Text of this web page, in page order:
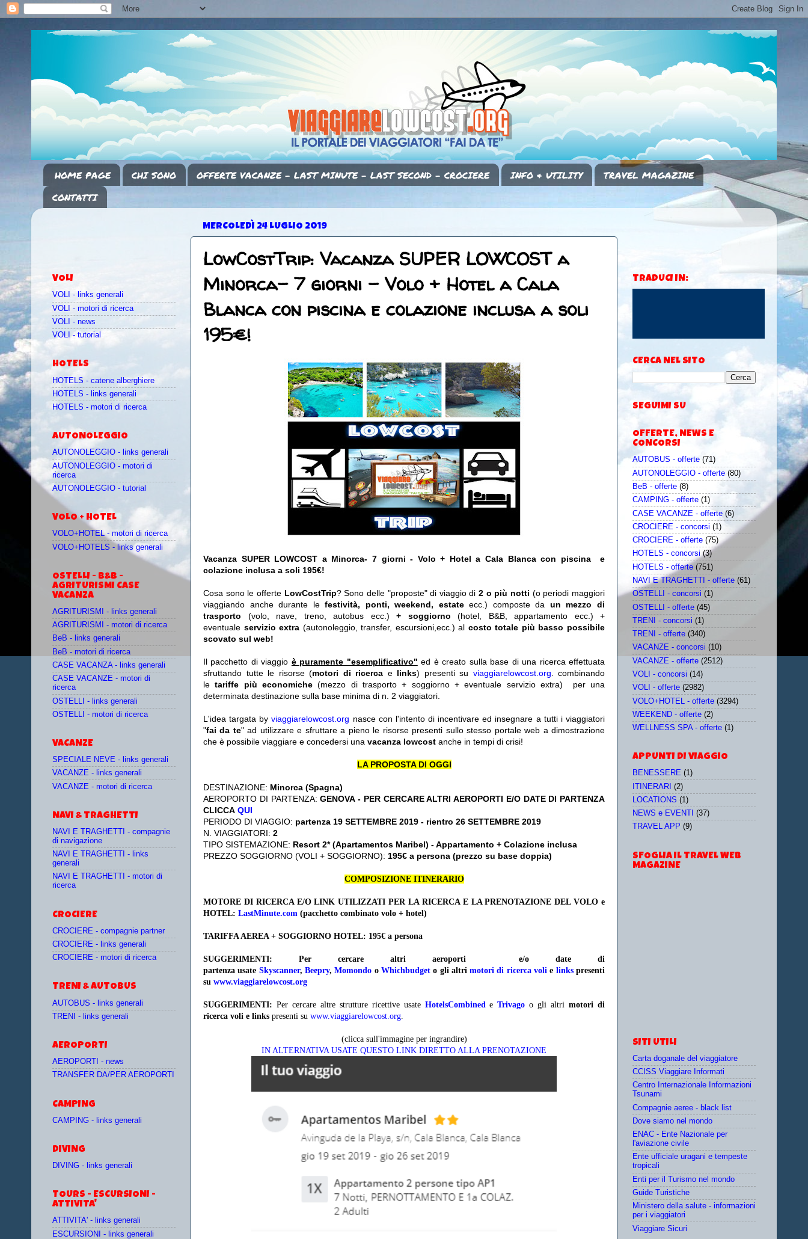
HOME PAGE CHI SONO OFFERTE VACANZE - LAST MINUTE - LAST SECOND - CROCIERE INFO & UTILITY
TRAVEL MAGAZINE
CONTATTI
MERCOLEDÌ 24 LUGLIO 2019
LowCostTrip: Vacanza SUPER LOWCOST a
Minorca- 7 giorni - Volo + Hotel a Cala
Blanca con piscina e colazione inclusa a soli
195€!
Vacanza SUPER LOWCOST a Minorca- 7 giorni - Volo + Hotel a Cala Blanca con piscina e
colazione inclusa a soli 195€!
Cosa sono le offerte LowCostTrip? Sono delle "proposte" di viaggio di2 o più notti (o periodi maggiori
viaggiando anche durante lefestività, ponti, weekend, estateecc.) composte da un mezzo di
trasporto (volo, nave, treno, autobus ecc.) + soggiorno (hotel, B&B, appartamento ecc.) +
eventuale servizio extra (autonoleggio, transfer, escursioni,ecc.) al costo totale più basso possibile
scovato sul web!
Il pacchetto di viaggio è puramente "esemplificativo" ed è creato sulla base di una ricerca effettuata
sfruttando tutte le risorse (motori di ricerca e links) presenti su viaggiarelowcost.org . combinando
le tariffe più economiche(mezzo di trasporto + soggiorno + eventuale servizio extra)
per una
determinata destinazione sulla base minima di n. 2 viaggiatori.
L'idea targata byviaggiarelowcost.org nasce con l'intento di incentivare ed insegnare a tutti i viaggiatori
"fai da te" ad utilizzare e sfruttare a pieno le risorse presenti sullo stesso portale web a dimostrazione
che è possibile viaggiare e concedersi una vacanza lowcost anche in tempi di crisi!
LA PROPOSTA DI OGGI
DESTINAZIONE: Minorca (Spagna)
AEROPORTO DI PARTENZA:GENOVA - PER CERCARE ALTRI AEROPORTI E/O DATE DI PARTENZA
CLICCA QUI
PERIODO DI VIAGGIO: partenza 19 SETTEMBRE 2019 - rientro 26 SETTEMBRE 2019
N. VIAGGIATORI: 2
TIPO SISTEMAZIONE: Resort 2* (Apartamentos Maribel) - Appartamento + Colazione inclusa
PREZZO SOGGIORNO (VOLI + SOGGIORNO): 195€ a persona (prezzo su base doppia)
COMPOSIZIONE ITINERARIO
MOTORE DI RICERCA E/O LINK UTILIZZATI PER LA RICERCA E LA PRENOTAZIONE DEL VOLO e
HOTEL: LastMinute.com (pacchetto combinato volo + hotel)
TARIFFA AEREA + SOGGIORNO HOTEL: 195€ a persona
SUGGERIMENTI: Per cercare altri aeroporti e/o date di
partenza usate Skyscanner, Beepry,Momondo o Whichbudgeto gli altrimotori di ricerca voli e linkspresenti
su www.viaggiarelowcost.org
SUGGERIMENTI: Per cercare altre strutture ricettive usate HotelsCombinedeTrivago o gli altrimotori di
ricerca voli e links presenti su www.viaggiarelowcost.org.
(clicca sull'immagine per ingrandire)
IN ALTERNATIVA USATE QUESTO LINK DIRETTO ALLA PRENOTAZIONE
VOLI
VOLI - links generali
VOLI - motori di ricerca
VOLI - news
VOLI - tutorial
HOTELS
HOTELS - catene alberghiere
HOTELS - links generali
HOTELS - motori di ricerca
AUTONOLEGGIO
AUTONOLEGGIO - links generali
AUTONOLEGGIO - motori di
ricerca
AUTONOLEGGIO - tutorial
VOLO + HOTEL
VOLO+HOTEL - motori di ricerca
VOLO+HOTELS - links generali
OSTELLI - B&B -
AGRITURISMI CASE
VACANZA
AGRITURISMI - links generali
AGRITURISMI - motori di ricerca
BeB - links generali
BeB - motori di ricerca
CASE VACANZA - links generali
CASE VACANZE - motori di
ricerca
OSTELLI - links generali
OSTELLI - motori di ricerca
VACANZE
SPECIALE NEVE - links generali
VACANZE - links generali
VACANZE - motori di ricerca
NAVI & TRAGHETTI
NAVI E TRAGHETTI - compagnie
di navigazione
NAVI E TRAGHETTI - links
generali
NAVI E TRAGHETTI - motori di
ricerca
CROCIERE
CROCIERE - compagnie partner
CROCIERE - links generali
CROCIERE - motori di ricerca
TRENI & AUTOBUS
AUTOBUS - links generali
TRENI - links generali
AEROPORTI
AEROPORTI - news
TRANSFER DA/PER AEROPORTI
CAMPING
CAMPING - links generali
DIVING
DIVING - links generali
TOURS - ESCURSIONI -
ATTIVITA'
ATTIVITA' - links generali
ESCURSIONI - links generali
TRADUCI IN:
CERCA NEL SITO
SEGUIMI SU
OFFERTE, NEWS E
CONCORSI
AUTOBUS - offerte (71)
AUTONOLEGGIO - offerte (80)
BeB - offerte (8)
CAMPING - offerte (1)
CASE VACANZE - offerte (6)
CROCIERE - concorsi (1)
CROCIERE - offerte (75)
HOTELS - concorsi (3)
HOTELS - offerte (751)
NAVI E TRAGHETTI - offerte (61)
OSTELLI - concorsi (1)
OSTELLI - offerte (45)
TRENI - concorsi (1)
TRENI - offerte (340)
VACANZE - concorsi (10)
VACANZE - offerte (2512)
VOLI - concorsi (14)
VOLI - offerte (2982)
VOLO+HOTEL - offerte (3294)
WEEKEND - offerte (2)
WELLNESS SPA - offerte (1)
APPUNTI DI VIAGGIO
BENESSERE (1)
ITINERARI (2)
LOCATIONS (1)
NEWS e EVENTI
(37)
TRAVEL APP (9)
SFOGLIA IL TRAVEL WEB
MAGAZINE
SITI UTILI
Carta doganale del viaggiatore
CCISS Viaggiare Informati
Centro Internazionale Informazioni
Tsunami
Compagnie aeree - black list
Dove siamo nel mondo
ENAC - Ente Nazionale per
l'aviazione civile
Ente ufficiale uragani e tempeste
tropicali
Enti per il Turismo nel mondo
Guide Turistiche
Ministero della salute - informazioni
per i viaggiatori
Viaggiare Sicuri